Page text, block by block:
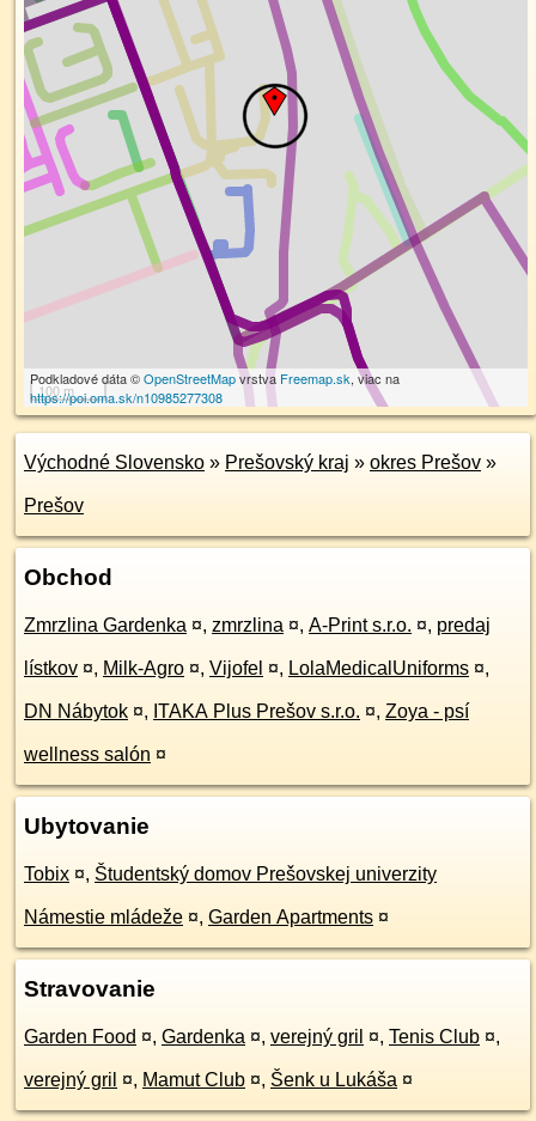
100 m
Podkladové dáta ©OpenStreetMapvrstva Freemap.sk, viac na
https://poi.oma.sk/n10985277308
Východné Slovensko » Prešovský kraj » okres Prešov »
Prešov
Obchod
Zmrzlina Gardenka ¤, zmrzlina ¤, A-Print s.r.o. ¤, predaj
lístkov ¤, Milk-Agro ¤, Vijofel ¤, LolaMedicalUniforms ¤,
DN Nábytok ¤, ITAKA Plus Prešov s.r.o. ¤, Zoya - psí
wellness salón ¤
Ubytovanie
Tobix ¤, Študentský domov Prešovskej univerzity
Námestie mládeže ¤, Garden Apartments ¤
Stravovanie
Garden Food ¤, Gardenka ¤, verejný gril ¤, Tenis Club ¤,
verejný gril ¤, Mamut Club ¤, Šenk u Lukáša ¤